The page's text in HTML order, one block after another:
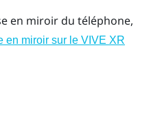
en miroir du téléphone,
en miroir sur le VIVE XR